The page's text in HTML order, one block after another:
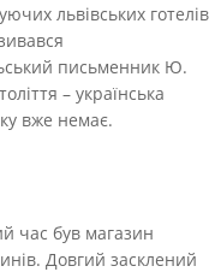
львівських готелів
письменник Ю.
– українська
вже немає.
час був магазин
Довгий засклений